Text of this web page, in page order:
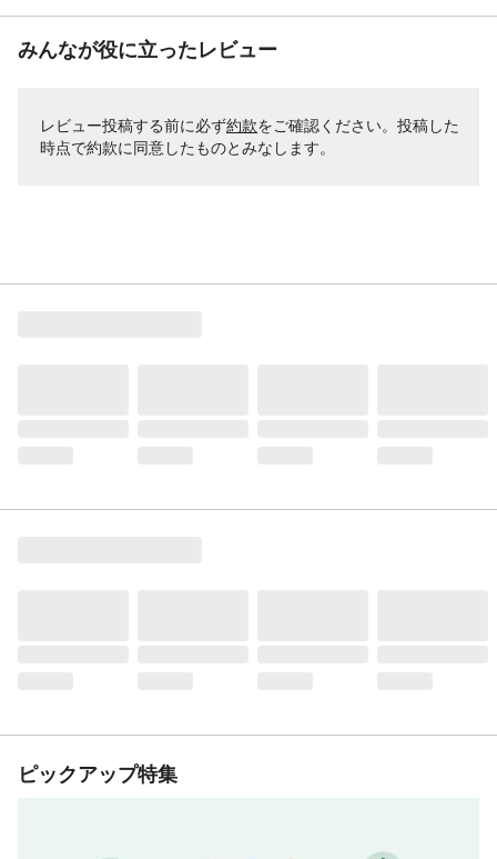
みんなが役に立ったレビュー
レビュー投稿する前に必ず約款をご確認ください。投稿した
時点で約款に同意したものとみなします。
ピックアップ特集